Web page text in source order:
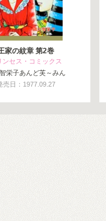
家の紋章 第2巻
ンセス・コミックス
栄子あんど芙～みん
売日：1977.09.27